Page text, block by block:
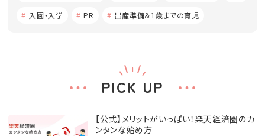
入園・入学 PR 出産準備＆1歳までの育児
PICK UP
【公式】メリットがいっぱい！楽天経済圏のカ
ンタンな始め方